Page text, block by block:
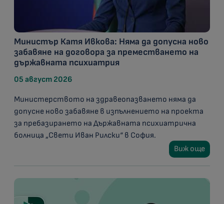
Министър Катя Ивкова: Няма да допусна ново
забавяне на договора за преместването на
държавната психиатрия
05 август 2026
Министерството на здравеопазването няма да
допусне ново забавяне в изпълнението на проекта
за пребазирането на Държавната психиатрична
болница „Свети Иван Рилски“ в София.
Виж още